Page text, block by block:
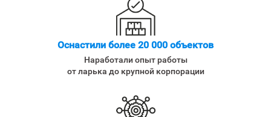
Оснастили более 20 000 объектов
Наработали опыт работы
от ларька до крупной корпорации